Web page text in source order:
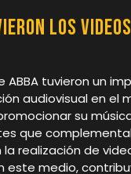
los
ABBA tuvieron un
audiovisual en el
su
que
realización de
este medio,